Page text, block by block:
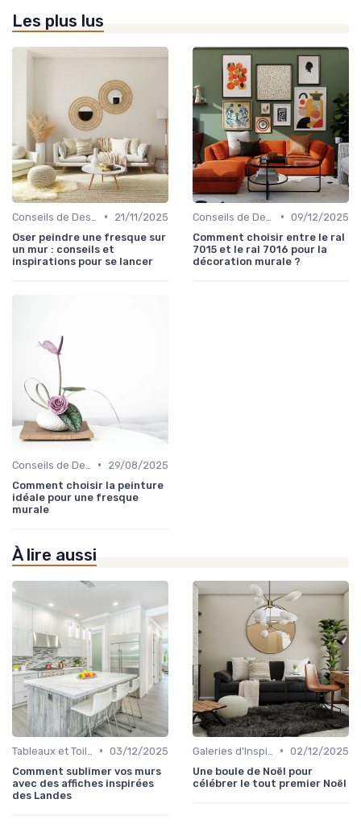
Les plus lus
•
21/11/2025
Oser peindre une fresque sur
un mur : conseils et
inspirations pour se lancer
• 09/12/2025
Comment choisir entre le ral
7015 et le ral 7016 pour la
décoration murale ?
•
29/08/2025
Comment choisir la peinture
idéale pour une fresque
murale
À lire aussi
• 03/12/2025
Comment sublimer vos murs
avec des affiches inspirées
des Landes
• 02/12/2025
Une boule de Noël pour
célébrer le tout premier Noël